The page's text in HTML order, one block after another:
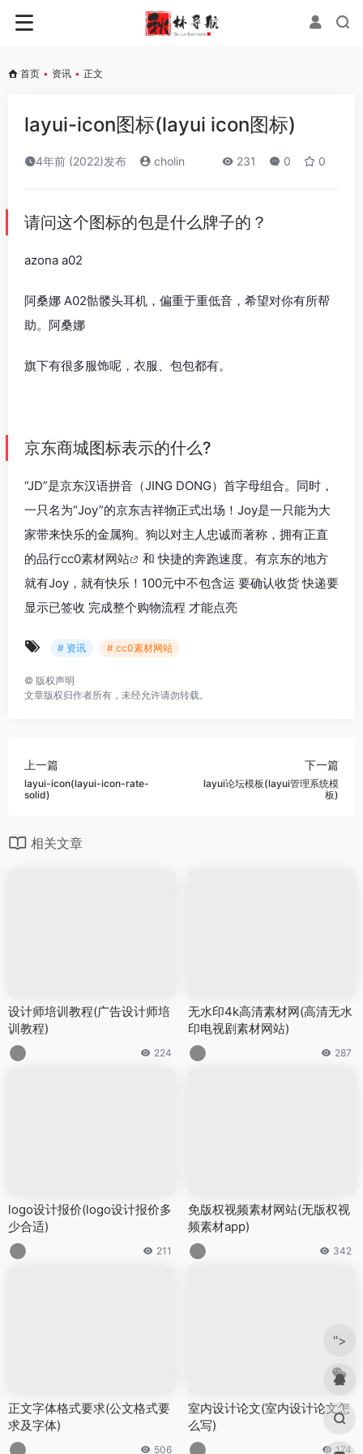
首页 • 资讯 • 正文
layui-icon图标(layui icon图标)
4年前 (2022)发布 cholin 231 0 0
请问这个图标的包是什么牌子的？
azona a02
阿桑娜 A02骷髅头耳机，偏重于重低音，希望对你有所帮
助。阿桑娜
旗下有很多服饰呢，衣服、包包都有。
京东商城图标表示的什么?
“JD”是京东汉语拼音（JING DONG）首字母组合。同时，
一只名为“Joy”的京东吉祥物正式出场！Joy是一只能为大
家带来快乐的金属狗。狗以对主人忠诚而著称，拥有正直
的品行cc0素材网站
和 快捷的奔跑速度。有京东的地方
就有Joy，就有快乐！100元中不包含运 要确认收货 快递要
显示已签收 完成整个购物流程 才能点亮
# 资讯 # cc0素材网站
© 版权声明
文章版权归作者所有，未经允许请勿转载。
上一篇
layui-icon(layui-icon-rate-
solid)
下一篇
layui论坛模板(layui管理系统模
板)
相关文章
设计师培训教程(广告设计师培
训教程)
224
无水印4k高清素材网(高清无水
印电视剧素材网站)
287
logo设计报价(logo设计报价多
少合适)
211
免版权视频素材网站(无版权视
频素材app)
342
正文字体格式要求(公文格式要
求及字体)
506
室内设计论文(室内设计论文怎
么写)
174
">